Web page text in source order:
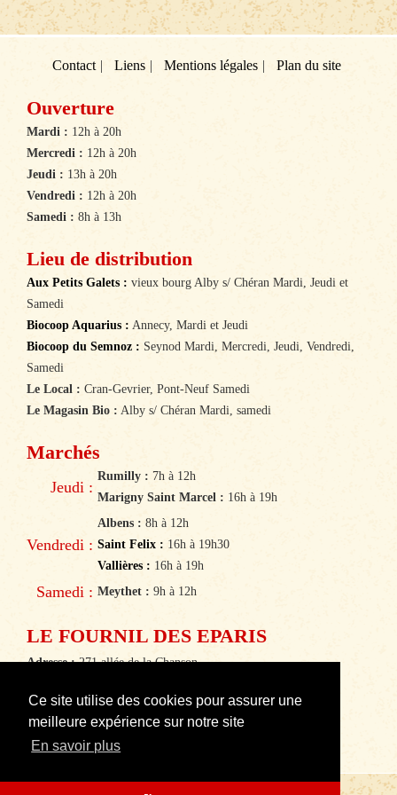
Ce site utilise des cookies pour assurer une
meilleure expérience sur notre site
En savoir plus
Contact Liens Mentions légales Plan du site
Ouverture
Mardi : 12h à 20h
Mercredi : 12h à 20h
Jeudi : 13h à 20h
Vendredi : 12h à 20h
Samedi : 8h à 13h
Lieu de distribution
Aux Petits Galets : vieux bourg Alby s/ Chéran Mardi, Jeudi et
Samedi
Biocoop Aquarius : Annecy, Mardi et Jeudi
Biocoop du Semnoz : Seynod Mardi, Mercredi, Jeudi, Vendredi,
Samedi
Le Local : Cran-Gevrier, Pont-Neuf Samedi
Le Magasin Bio : Alby s/ Chéran Mardi, samedi
Marchés
Jeudi :
Rumilly : 7h à 12h
Marigny Saint Marcel : 16h à 19h
Vendredi :
Albens : 8h à 12h
Saint Felix : 16h à 19h30
Vallières : 16h à 19h
Samedi : Meythet : 9h à 12h
LE FOURNIL DES EPARIS
Adresse : 271 allée de la Chanson
Téléphone :04 50 51 47 64
E-mail : lefournildeseparis@orange.fr